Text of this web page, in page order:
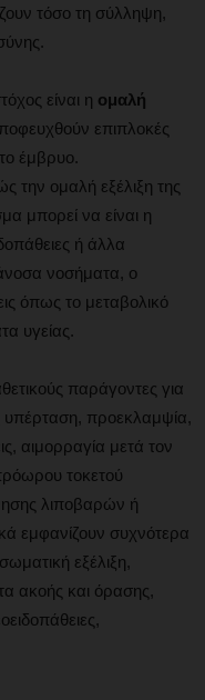
τόσο τη σύλληψη,
είναι η ομαλή
επιπλοκές
έμβρυο.
την ομαλή εξέλιξη της
μπορεί να είναι η
ή άλλα
νοσήματα, ο
όπως το μεταβολικό
υγείας.
παράγοντες για
προεκλαμψία,
αιμορραγία μετά τον
τοκετού
λιποβαρών ή
εμφανίζουν συχνότερα
εξέλιξη,
ακοής και όρασης,